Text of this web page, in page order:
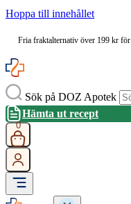
Hoppa till innehållet
Fria fraktalternativ över 199 kr
Sök på DOZ Apotek
Hämta ut recept
0